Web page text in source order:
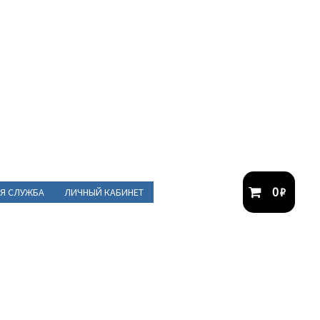
СЛУЖБА ЛИЧНЫЙ КАБИНЕТ 0₽